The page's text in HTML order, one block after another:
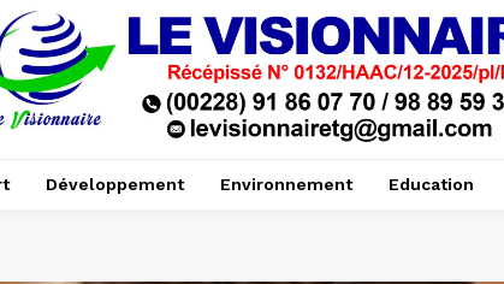
Développement Environnement Education